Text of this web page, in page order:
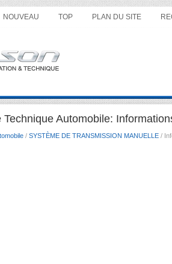
NOUVEAU TOP PLAN DU SITE
Automobile:
/ SYSTÈME DE TRANSMISSION MANUELLE /